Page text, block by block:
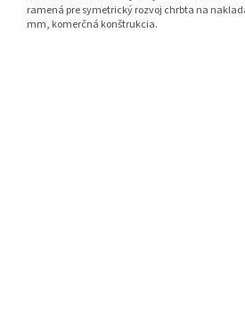
ramená pre symetrický rozvoj chrbta na
mm, komerčná konštrukcia.